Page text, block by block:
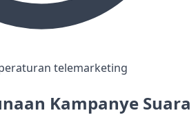
telemarketing
Kampanye Suara